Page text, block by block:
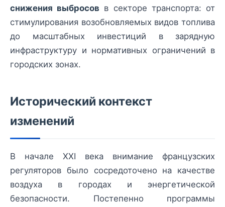
снижения выбросов в секторе транспорта: от
стимулирования возобновляемых видов топлива
до масштабных инвестиций в зарядную
инфраструктуру и нормативных ограничений в
городских зонах.
Исторический контекст
изменений
В начале XXI века внимание французских
регуляторов было сосредоточено на качестве
воздуха в городах и энергетической
безопасности. Постепенно программы